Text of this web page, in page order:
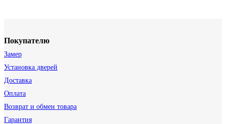
Покупателю
Замер
Установка дверей
Доставка
Оплата
Возврат и обмен товара
Гарантия